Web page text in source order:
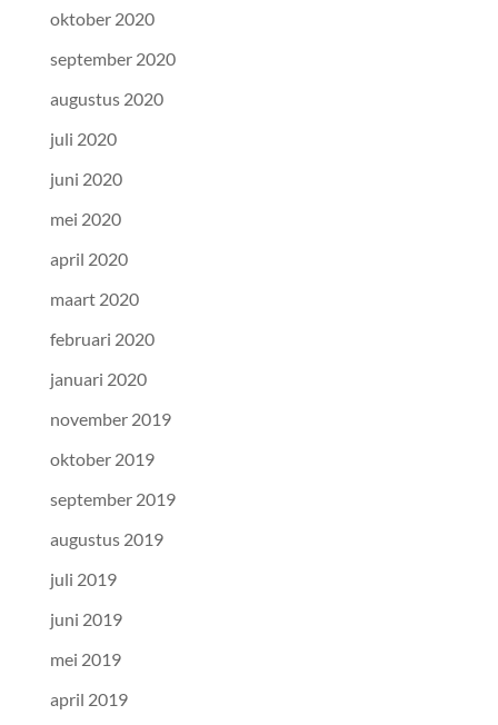
oktober 2020
september 2020
augustus 2020
juli 2020
juni 2020
mei 2020
april 2020
maart 2020
februari 2020
januari 2020
november 2019
oktober 2019
september 2019
augustus 2019
juli 2019
juni 2019
mei 2019
april 2019